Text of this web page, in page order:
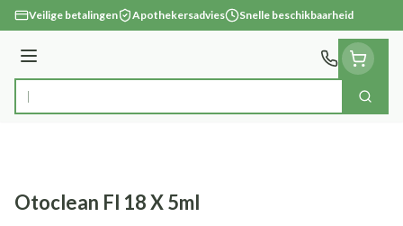
Ga naar de inhoud
Veilige betalingen Apothekersadvies Snelle beschikbaarheid
Menu
Product, merk, categorie... Zoek
Otoclean Fl 18 X 5ml